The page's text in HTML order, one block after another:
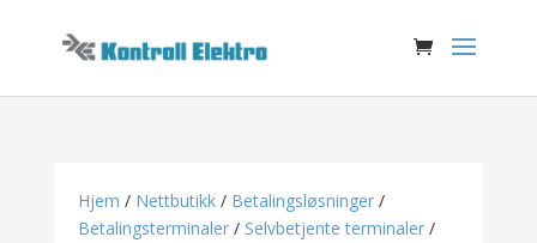
Hjem / Nettbutikk/ Betalingsløsninger/
Betalingsterminaler/ Selvbetjente terminaler/